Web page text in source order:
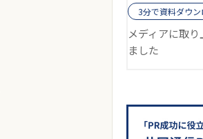
3分で資料ダウン
メディアに取
ました